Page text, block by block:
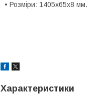
• Розміри: 1405х65х8 мм.
Характеристики